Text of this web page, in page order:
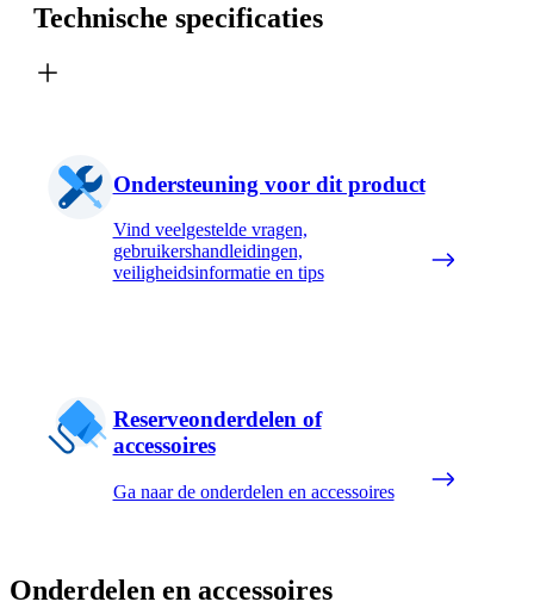
Technische specificaties
Ondersteuning voor dit product
Vind veelgestelde vragen,
gebruikershandleidingen,
veiligheidsinformatie en tips
Reserveonderdelen of
accessoires
Ga naar de onderdelen en accessoires
Onderdelen en accessoires